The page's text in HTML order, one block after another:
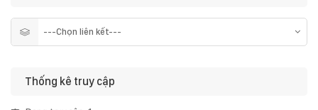
Thống kê truy cập